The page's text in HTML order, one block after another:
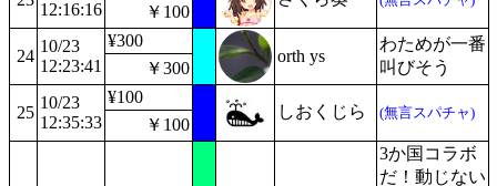
12:16:16
￥100
24
10/23
12:23:41
¥300
orth ys
わためが一番
叫びそう
￥300
25
10/23
12:35:33
¥100
しおくじら (無言スパチャ)
￥100
3か国コラボ
だ！動じない